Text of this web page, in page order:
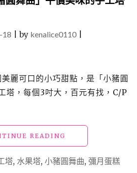
18 |by kenalice0110|
美麗可口的小巧甜點，是「小豬圓
塔，每個3吋大，百元有找，C/P
READING
團
購
_「小
塔, 水果塔, 小豬圓舞曲, 彌月蛋糕